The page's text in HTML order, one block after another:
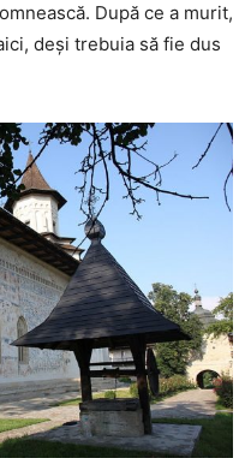
După ce a murit,
deşi trebuia să fie dus